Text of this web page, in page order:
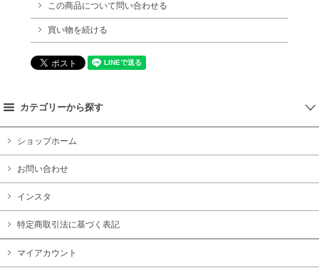
この商品について問い合わせる
買い物を続ける
カテゴリーから探す
ショップホーム
お問い合わせ
インスタ
特定商取引法に基づく表記
マイアカウント